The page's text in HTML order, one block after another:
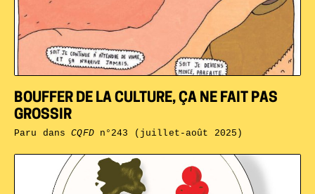
BOUFFER DE LA CULTURE, ÇA NE FAIT PAS
GROSSIR
Paru dansCQFDn°243 (juillet-août 2025)